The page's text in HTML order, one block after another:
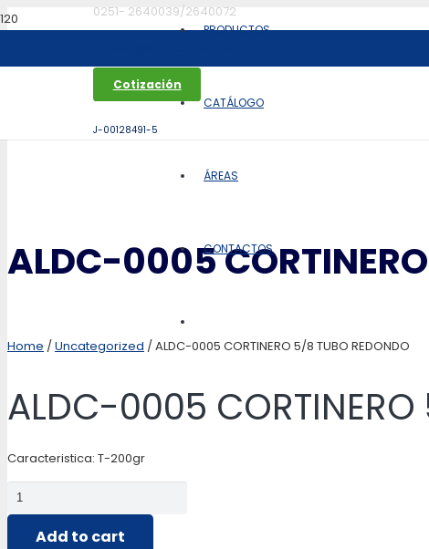
0251- 2640039/2640072
Cotización
J-00128491-5
PRODUCTOS
CATÁLOGO
ÁREAS
CONTACTOS
ALDC-0005
Home /Uncategorized / ALDC-0005 CORTINERO 5/8 TUBO REDONDO
ALDC-0005
Caracteristica: T-200gr
ALDC-
0005
CORTINERO
Add to cart